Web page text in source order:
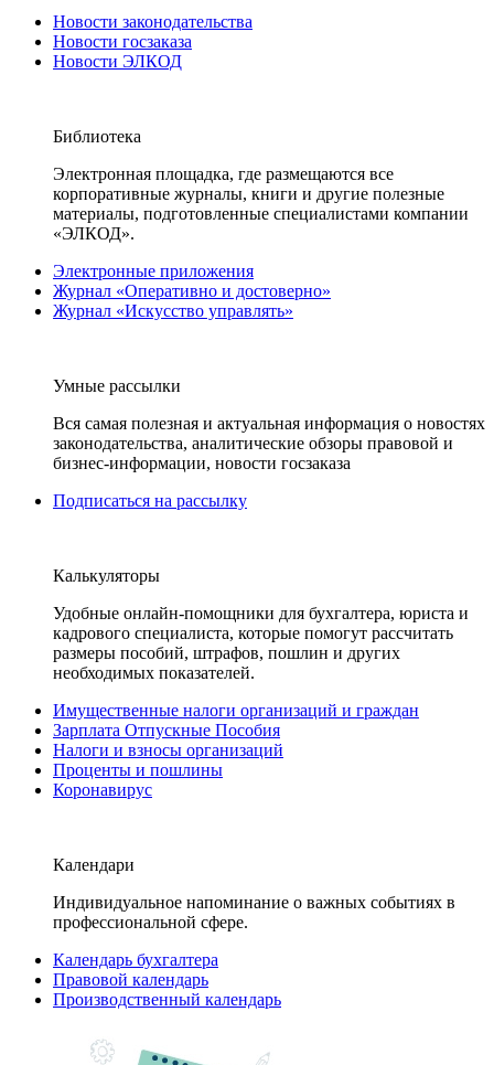
Новости законодательства
Новости госзаказа
Новости ЭЛКОД
Библиотека
Электронная площадка, где размещаются все
корпоративные журналы, книги и другие полезные
материалы, подготовленные специалистами компании
«ЭЛКОД».
Электронные приложения
Журнал «Оперативно и достоверно»
Журнал «Искусство управлять»
Умные рассылки
Вся самая полезная и актуальная информация о новостях
законодательства, аналитические обзоры правовой и
бизнес-информации, новости госзаказа
Подписаться на рассылку
Калькуляторы
Удобные онлайн-помощники для бухгалтера, юриста и
кадрового специалиста, которые помогут рассчитать
размеры пособий, штрафов, пошлин и других
необходимых показателей.
Имущественные налоги организаций и граждан
Зарплата Отпускные Пособия
Налоги и взносы организаций
Проценты и пошлины
Коронавирус
Календари
Индивидуальное напоминание о важных событиях в
профессиональной сфере.
Календарь бухгалтера
Правовой календарь
Производственный календарь